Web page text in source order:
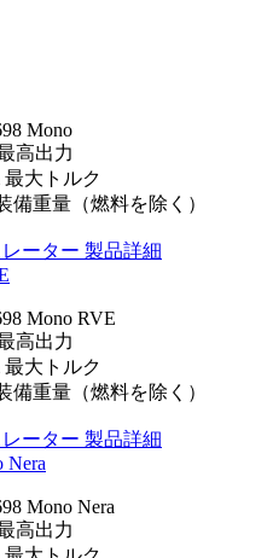
Mono
高出力
最大トルク
備重量（燃料を除く）
ーター 製品詳細
Mono RVE
高出力
最大トルク
備重量（燃料を除く）
ーター 製品詳細
Nera
Mono Nera
高出力